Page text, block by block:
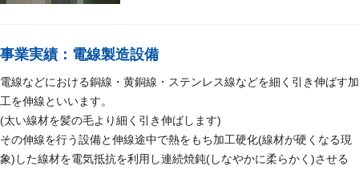
事業実績：電線製造設備
電線などにおける銅線・黄銅線・ステンレス線などを細く引き伸ばす加
工を伸線といいます。
(太い線材を髪の毛より細く引き伸ばします)
その伸線を行う設備と伸線途中で熱をもち加工硬化(線材が硬くなる現
象)した線材を電気抵抗を利用し連続焼鈍(しなやかに柔らかく)させる